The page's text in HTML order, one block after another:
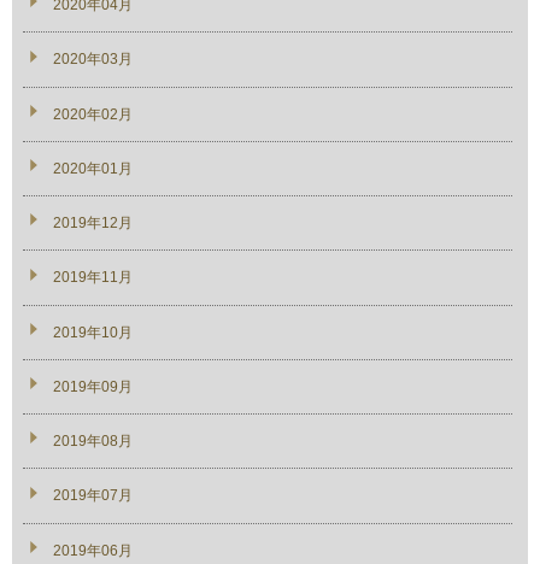
2020年04月
2020年03月
2020年02月
2020年01月
2019年12月
2019年11月
2019年10月
2019年09月
2019年08月
2019年07月
2019年06月